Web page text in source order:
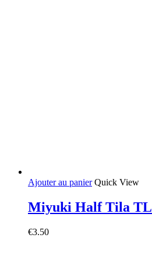
Ajouter au panier Quick View
Miyuki Half Tila
€3.50